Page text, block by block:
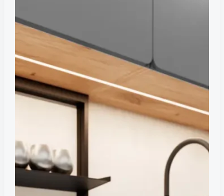
в
оформлении
современной
кухни?